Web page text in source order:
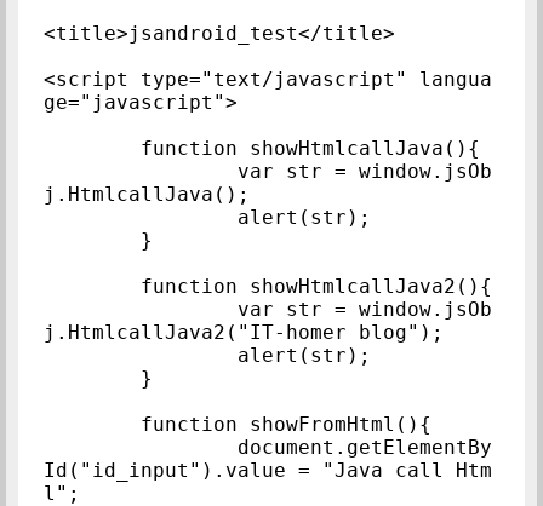
<title>jsandroid_test</title>
<script type="text/javascript" langua
ge="javascript">
j.HtmlcallJava();
j.HtmlcallJava2("IT-homer blog");
Id("id_input").value = "Java call Htm
l";